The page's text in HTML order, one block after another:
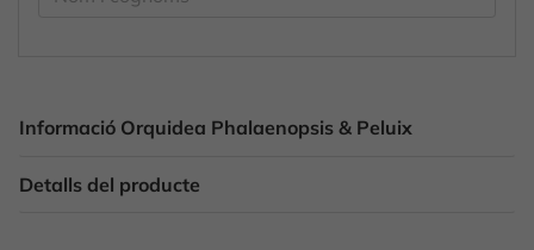
Informació Orquidea Phalaenopsis & Peluix
Detalls del producte